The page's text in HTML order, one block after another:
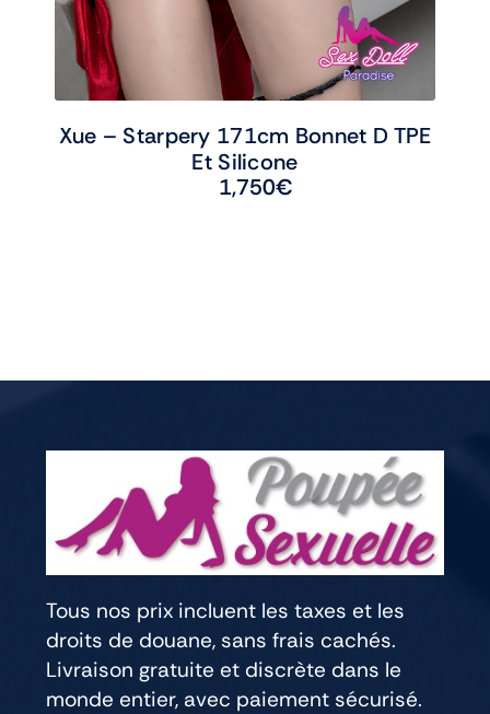
Xue – Starpery 171cm Bonnet D TPE
Et Silicone
1,750€
Tous nos prix incluent les taxes et les
droits de douane, sans frais cachés.
Livraison gratuite et discrète dans le
monde entier, avec paiement sécurisé.